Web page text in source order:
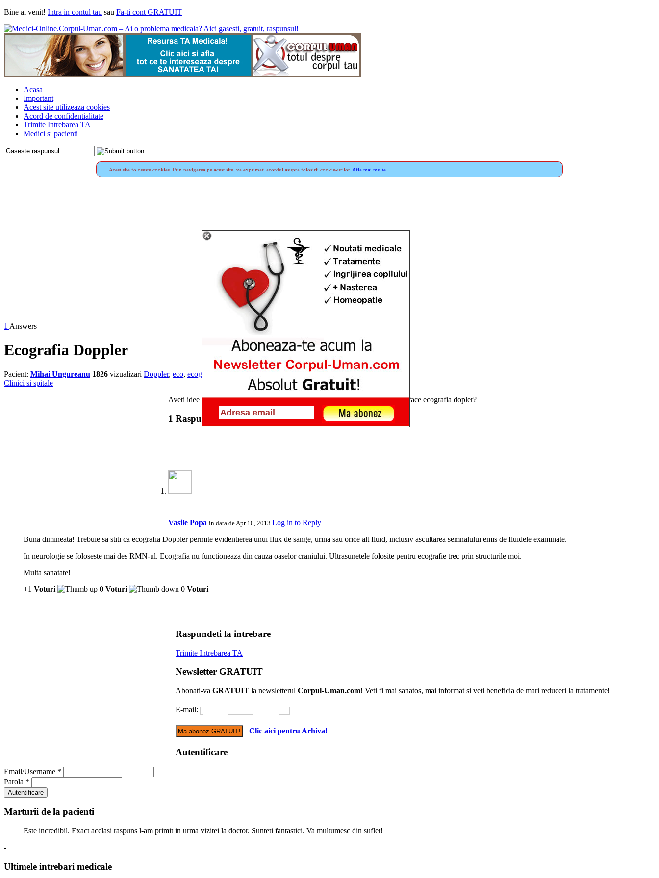
Bine ai venit! Intra in contul tau sau Fa-ti cont GRATUIT
Acasa
Important
Acest site utilizeaza cookies
Acord de confidentialitate
Trimite Intrebarea TA
Medici si pacienti
Acest site foloseste cookies. Prin navigarea pe acest site, va exprimati acordul asupra folosirii cookie-urilor. Afla mai multe...
1 Answers
Ecografia Doppler
Pacient: Mihai Ungureanu 1826 vizualizari Doppler, eco, ecografia
Clinici si spitale
Aveti idee in neurologie se face ecografie doppler ? Si daca da, unde se poate face ecografia dopler?
1 Raspunsuri
Vasile Popa in data de Apr 10, 2013 Log in to Reply
Buna dimineata! Trebuie sa stiti ca ecografia Doppler permite evidentierea unui flux de sange, urina sau orice alt fluid, inclusiv ascultarea semnalului emis de fluidele examinate.
In neurologie se foloseste mai des RMN-ul. Ecografia nu functioneaza din cauza oaselor craniului. Ultrasunetele folosite pentru ecografie trec prin structurile moi.
Multa sanatate!
+1 Voturi 0 Voturi 0 Voturi
Raspundeti la intrebare
Trimite Intrebarea TA
Newsletter GRATUIT
Abonati-va GRATUIT la newsletterul Corpul-Uman.com! Veti fi mai sanatos, mai informat si veti beneficia de mari reduceri la tratamente!
E-mail:
Clic aici pentru Arhiva!
Autentificare
Email/Username *
Parola *
Marturii de la pacienti
Este incredibil. Exact acelasi raspuns l-am primit in urma vizitei la doctor. Sunteti fantastici. Va multumesc din suflet!
-
Ultimele intrebari medicale